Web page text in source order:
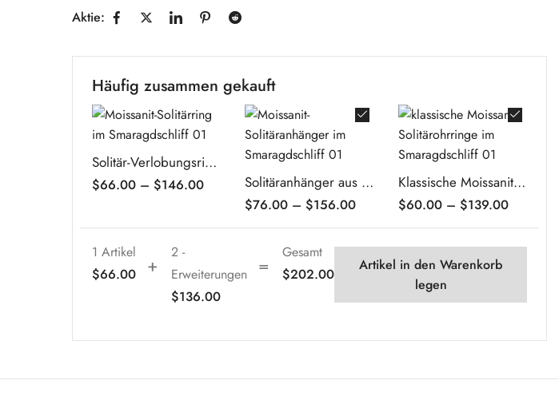
Aktie:
Häufig zusammen gekauft
Solitär-Verlobungsring mit Moissanit im Smaragdschliff
$66.00 – $146.00 Solitäranhänger aus Moissanit im Smaragdschliff
$76.00 – $156.00
Klassische Moissanit-Solitärohrringe im Smaragdschliff
$60.00 – $139.00
1 Artikel
$66.00
2 -
Erweiterungen
$136.00
Gesamt
$202.00
Artikel in den Warenkorb
legen